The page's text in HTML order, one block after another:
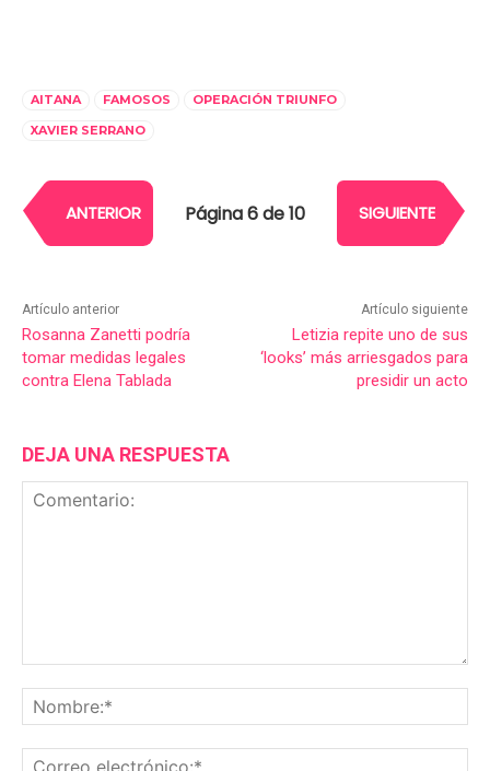
AITANA FAMOSOS
OPERACIÓN TRIUNFO
XAVIER SERRANO
ANTERIOR Página 6 de 10 SIGUIENTE
Artículo anterior
Rosanna Zanetti podría
tomar medidas legales
contra Elena Tablada
Artículo siguiente
Letizia repite uno de sus
‘looks’ más arriesgados para
presidir un acto
DEJA UNA RESPUESTA